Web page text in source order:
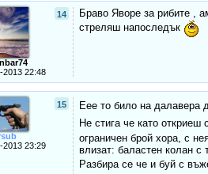
14
2013 22:48
Браво Яворе за рибите ,
стреляш напоследък
15
2013 23:29
Eee то било на далавера
Не стига че като
ограничен брой хора, с
влизат: баластен колан
Разбира се че и буй с